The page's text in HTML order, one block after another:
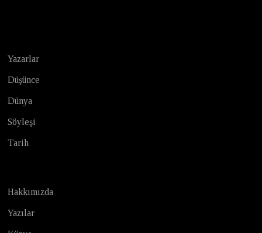
Yazarlar
Düşünce
Dünya
Söyleşi
Tarih
Hakkımızda
Yazılar